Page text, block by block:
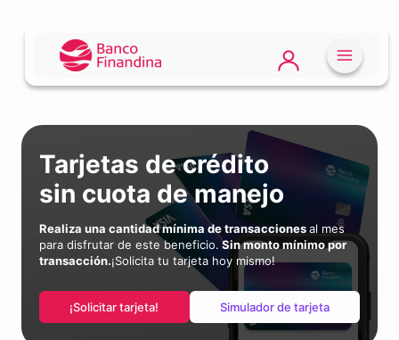
Tarjetas de crédito
sin cuota de manejo
Realiza una cantidad mínima de transaccionesal mes
para disfrutar de este beneficio. Sin monto mínimo por
transacción.¡Solicita tu tarjeta hoy mismo!
¡Solicitar tarjeta! Simulador de tarjeta